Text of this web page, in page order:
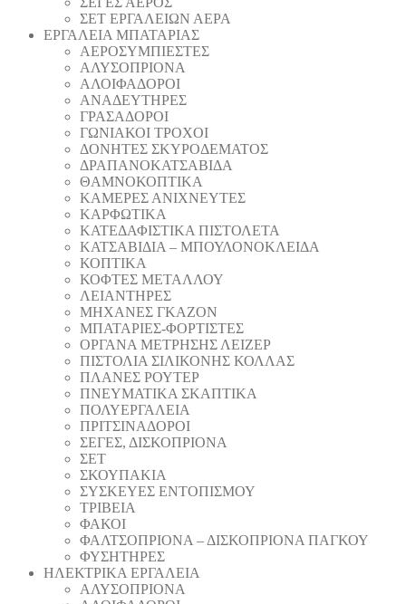
ΣΕΤ ΕΡΓΑΛΕΙΩΝ ΑΕΡΑ
ΕΡΓΑΛΕΙΑ ΜΠΑΤΑΡΙΑΣ
AEΡΟΣΥΜΠΙΕΣΤΕΣ
AΛΥΣΟΠΡΙΟΝΑ
ΑΛΟΙΦΑΔOΡΟI
ΑΝΑΔΕΥΤΗΡΕΣ
ΓΡΑΣΑΔΟΡΟΙ
ΓΩΝΙΑΚΟΙ ΤΡΟΧΟΙ
ΔΟΝΗΤΕΣ ΣΚΥΡΟΔΕΜΑΤΟΣ
ΔΡΑΠΑΝΟΚΑΤΣΑΒΙΔΑ
ΘAΜΝΟΚΟΠΤΙΚΑ
ΚΑΜΕΡΕΣ ΑΝΙΧΝΕΥΤΕΣ
ΚΑΡΦΩΤΙΚΑ
ΚΑΤΕΔΑΦΙΣΤΙΚΑ ΠΙΣΤΟΛΕΤΑ
ΚΑΤΣΑΒΙΔΙΑ – ΜΠΟΥΛΟΝΟΚΛΕΙΔΑ
ΚΟΠΤΙΚA
ΚΟΦΤΕΣ ΜΕΤΑΛΛΟΥ
ΛΕΙΑΝΤΗΡEΣ
ΜΗΧΑΝΕΣ ΓΚΑΖΟΝ
ΜΠΑΤΑΡΙΕΣ-ΦΟΡΤΙΣΤΕΣ
ΟΡΓΑΝΑ ΜΕΤΡΗΣΗΣ ΛΕΙΖΕΡ
ΠΙΣΤΟΛΙA ΣΙΛΙΚΟΝΗΣ ΚΟΛΛΑΣ
ΠΛΑΝΕΣ ΡΟΥΤΕΡ
ΠΝΕΥΜΑΤΙΚΑ ΣΚΑΠΤΙΚΑ
ΠΟΛΥΕΡΓΑΛΕΙΑ
ΠΡΙΤΣΙΝΑΔΟΡΟΙ
ΣΕΓΕΣ, ΔΙΣΚΟΠΡΙΟΝΑ
ΣΕΤ
ΣΚΟΥΠΑΚΙΑ
ΣΥΣΚΕΥΕΣ ΕΝΤΟΠΙΣΜΟΥ
ΤΡΙΒΕΙΑ
ΦΑΚΟΙ
ΦΑΛΤΣΟΠΡΙΟΝΑ – ΔΙΣΚΟΠΡΙΟΝΑ ΠΑΓΚΟΥ
ΦΥΣΗΤΗΡΕΣ
ΗΛΕΚΤΡΙΚΑ ΕΡΓΑΛΕΙΑ
AΛΥΣΟΠΡΙΟΝΑ